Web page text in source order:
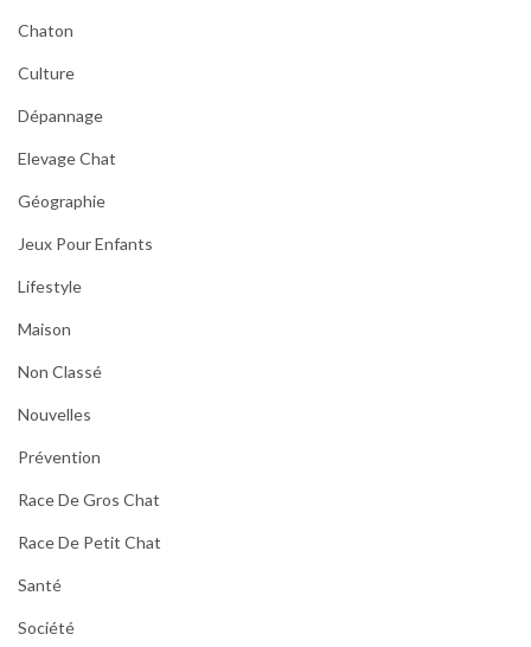
Chaton
Culture
Dépannage
Elevage Chat
Géographie
Jeux Pour Enfants
Lifestyle
Maison
Non Classé
Nouvelles
Prévention
Race De Gros Chat
Race De Petit Chat
Santé
Société